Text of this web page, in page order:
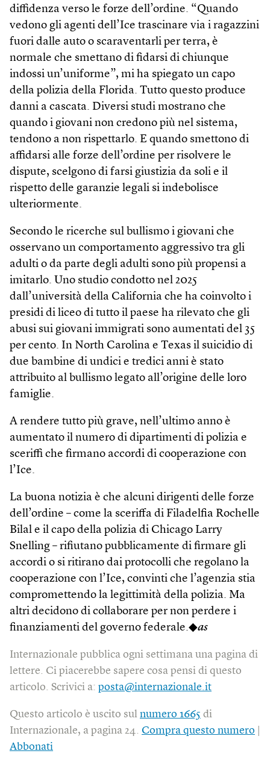
diffidenza verso le forze dell’ordine. “Quando
vedono gli agenti dell’Ice trascinare via i ragazzini
fuori dalle auto o scaraventarli per terra, è
normale che smettano di fidarsi di chiunque
indossi un’uniforme”, mi ha spiegato un capo
della polizia della Florida. Tutto questo produce
danni a cascata. Diversi studi mostrano che
quando i giovani non credono più nel sistema,
tendono a non rispettarlo. E quando smettono di
affidarsi alle forze dell’ordine per risolvere le
dispute, scelgono di farsi giustizia da soli e il
rispetto delle garanzie legali si indebolisce
ulteriormente.
Secondo le ricerche sul bullismo i giovani che
osservano un comportamento aggressivo tra gli
adulti o da parte degli adulti sono più propensi a
imitarlo. Uno studio condotto nel 2025
dall’università della California che ha coinvolto i
presidi di liceo di tutto il paese ha rilevato che gli
abusi sui giovani immigrati sono aumentati del 35
per cento. In North Carolina e Texas il suicidio di
due bambine di undici e tredici anni è stato
attribuito al bullismo legato all’origine delle loro
famiglie.
A rendere tutto più grave, nell’ultimo anno è
aumentato il numero di dipartimenti di polizia e
sceriffi che firmano accordi di cooperazione con
l’Ice.
La buona notizia è che alcuni dirigenti delle forze
dell’ordine – come la sceriffa di Filadelfia Rochelle
Bilal e il capo della polizia di Chicago Larry
Snelling – rifiutano pubblicamente di firmare gli
accordi o si ritirano dai protocolli che regolano la
cooperazione con l’Ice, convinti che l’agenzia stia
compromettendo la legittimità della polizia. Ma
altri decidono di collaborare per non perdere i
finanziamenti del governo federale.◆as
Internazionale pubblica ogni settimana una pagina di
lettere. Ci piacerebbe sapere cosa pensi di questo
articolo. Scrivici a: posta@internazionale.it
Questo articolo è uscito sul numero 1665 di
Internazionale, a pagina 24. Compra questo numero
Abbonati